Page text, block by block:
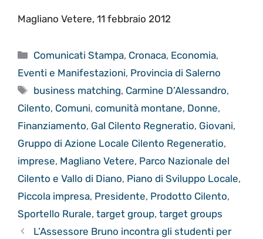
Magliano Vetere, 11 febbraio 2012
Categorie
Comunicati Stampa, Cronaca, Economia,
Eventi e Manifestazioni, Provincia di Salerno
Tag
business matching, Carmine D’Alessandro,
Cilento, Comuni, comunità montane, Donne,
Finanziamento, Gal Cilento Regneratio, Giovani,
Gruppo di Azione Locale Cilento Regeneratio,
imprese, Magliano Vetere, Parco Nazionale del
Cilento e Vallo di Diano, Piano di Sviluppo Locale,
Piccola impresa, Presidente, Prodotto Cilento,
Sportello Rurale, target group, target groups
L’Assessore Bruno incontra gli studenti per